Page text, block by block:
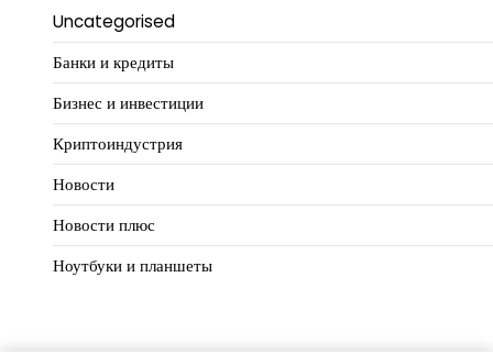
Uncategorised
Банки и кредиты
Бизнес и инвестиции
Криптоиндустрия
Новости
Новости плюс
Ноутбуки и планшеты